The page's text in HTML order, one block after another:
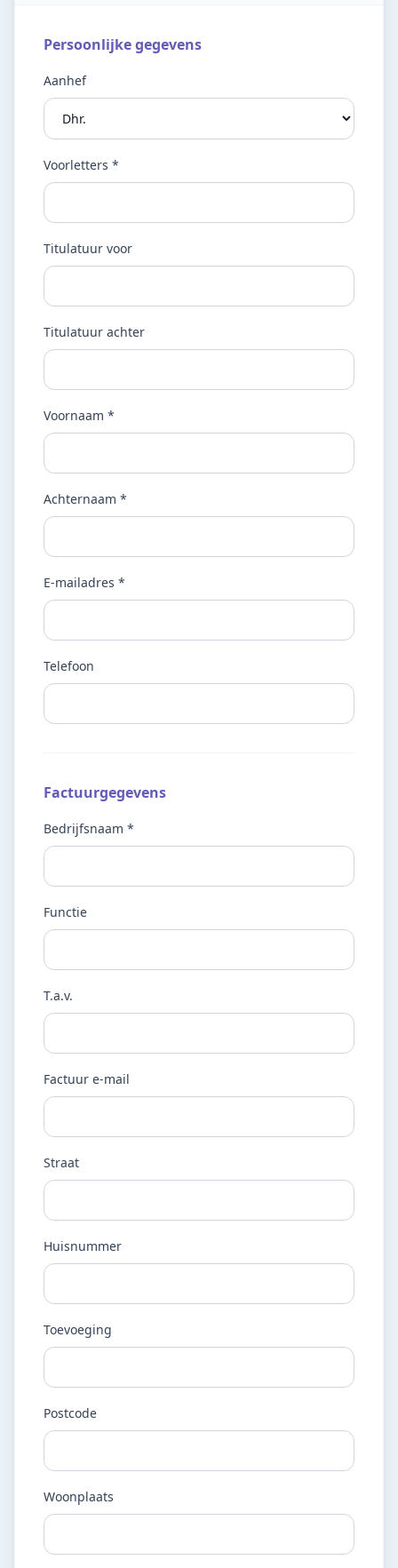
Persoonlijke gegevens
Aanhef
Voorletters *
Titulatuur voor
Titulatuur achter
Voornaam *
Achternaam *
E-mailadres *
Telefoon
Factuurgegevens
Bedrijfsnaam *
Functie
T.a.v.
Factuur e-mail
Straat
Huisnummer
Toevoeging
Postcode
Woonplaats